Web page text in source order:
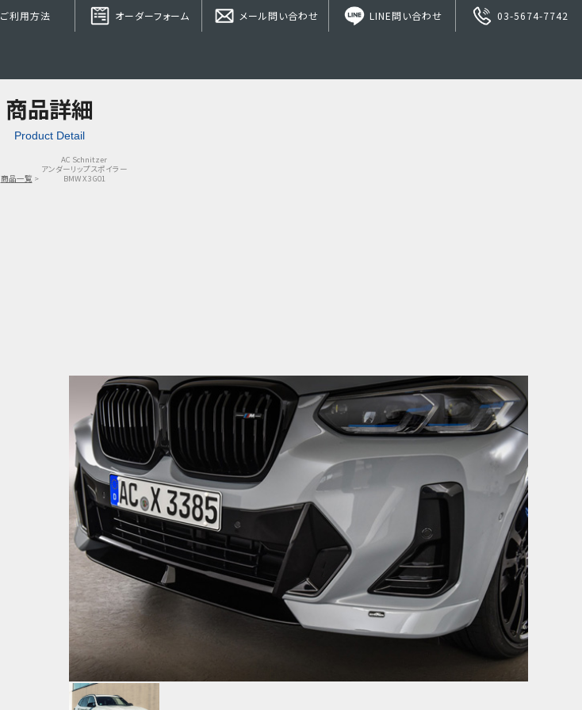
ご利用方法 オーダーフォーム メール問い合わせ LINE問い合わせ 03-5674-7742
商品詳細
Product Detail
商品一覧
AC Schnitzer
アンダーリップスポイラー
BMW X3 G01